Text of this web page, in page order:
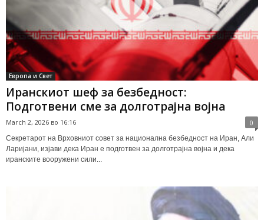
Европа и Свет
Иранскиот шеф за безбедност:
Подготвени сме за долготрајна војна
March 2, 2026 во 16:16 0
Секретарот на Врховниот совет за национална безбедност на Иран, Али
Ларијани, изјави дека Иран е подготвен за долготрајна војна и дека
иранските вооружени сили...